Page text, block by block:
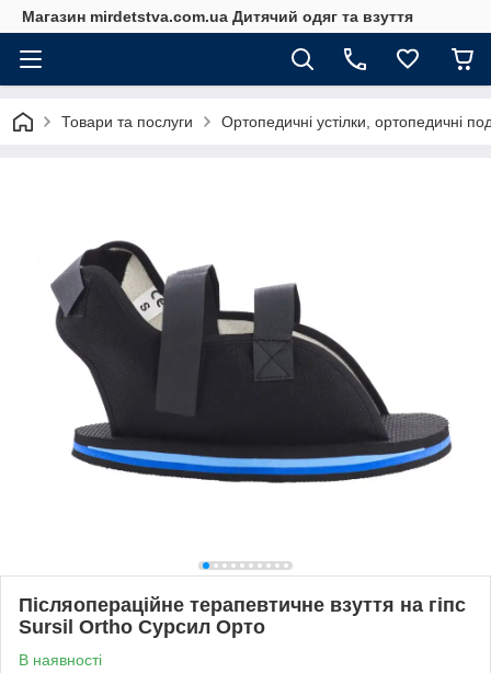
Магазин mirdetstva.com.ua Дитячий одяг та взуття
Товари та послуги Ортопедичні устілки, ортопедичні
Післяопераційне терапевтичне взуття на гіпс
Sursil Ortho Сурсил Орто
В наявності